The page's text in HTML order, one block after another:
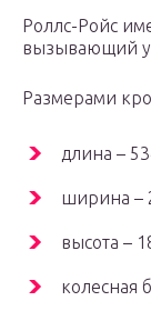
Роллс-Ройс
вызывающий
Размерами
длина –
ширина –
высота –
колесная